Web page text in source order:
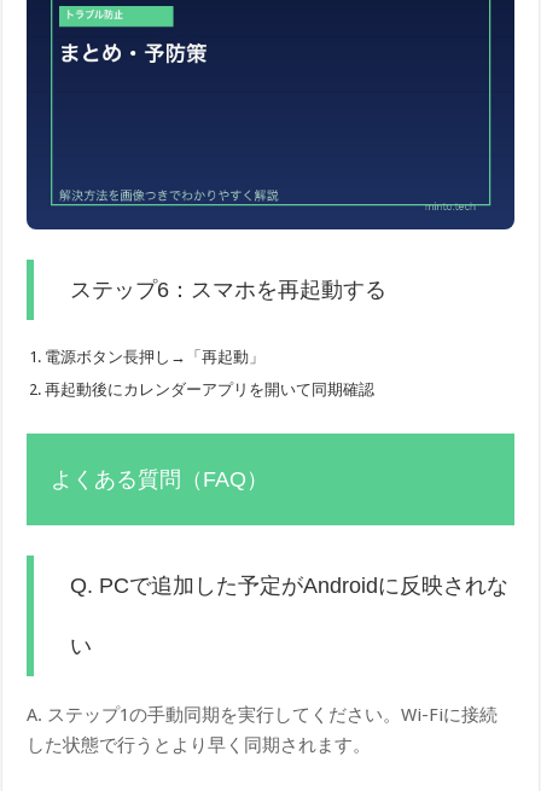
ステップ6：スマホを再起動する
電源ボタン長押し→「再起動」
再起動後にカレンダーアプリを開いて同期確認
よくある質問（FAQ）
Q. PCで追加した予定がAndroidに反映されな
い
A. ステップ1の手動同期を実行してください。Wi-Fiに接続
した状態で行うとより早く同期されます。